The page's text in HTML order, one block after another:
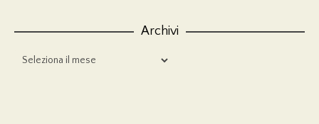
Archivi
Archivi